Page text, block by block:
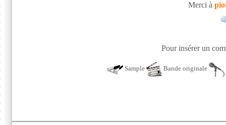
Merci à
Pour insérer un
Sample Bande originale